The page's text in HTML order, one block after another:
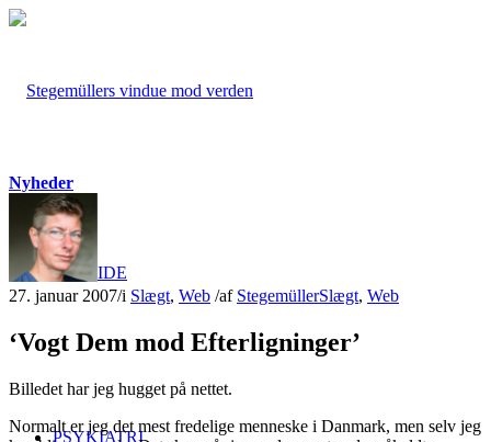
FORSIDE
PSYKIATRI
Nyheder
27. januar 2007/i Slægt, Web /af StegemüllerSlægt, Web
‘Vogt Dem mod Efterligninger’
Billedet har jeg hugget på nettet.
Normalt er jeg det mest fredelige menneske i Danmark, men selv jeg